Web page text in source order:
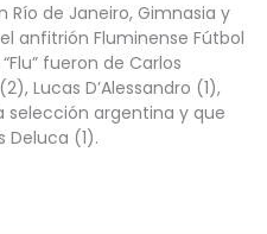
Río de Janeiro, Gimnasia y
anfitrión Fluminense Fútbol
fueron de Carlos
Lucas D’Alessandro (1),
selección argentina y que
Deluca (1).